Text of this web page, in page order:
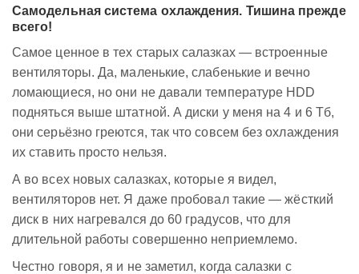
Самодельная система охлаждения. Тишина прежде
всего!
Самое ценное в тех старых салазках — встроенные
вентиляторы. Да, маленькие, слабенькие и вечно
ломающиеся, но они не давали температуре HDD
подняться выше штатной. А диски у меня на 4 и 6 Тб,
они серьёзно греются, так что совсем без охлаждения
их ставить просто нельзя.
А во всех новых салазках, которые я видел,
вентиляторов нет. Я даже пробовал такие — жёсткий
диск в них нагревался до 60 градусов, что для
длительной работы совершенно неприемлемо.
Честно говоря, я и не заметил, когда салазки с